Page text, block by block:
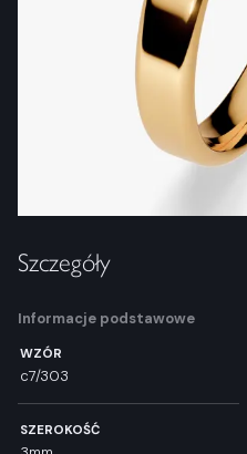
Szczegóły
Informacje podstawowe
WZÓR
c7/303
SZEROKOŚĆ